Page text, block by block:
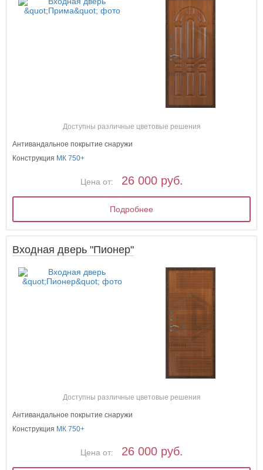
Доступны различные цветовые решения
Антивандальное покрытие снаружи
Конструкция МК 750+
Цена от: 26 000 руб.
Подробнее
Входная дверь "Пионер"
Доступны различные цветовые решения
Антивандальное покрытие снаружи
Конструкция МК 750+
Цена от: 26 000 руб.